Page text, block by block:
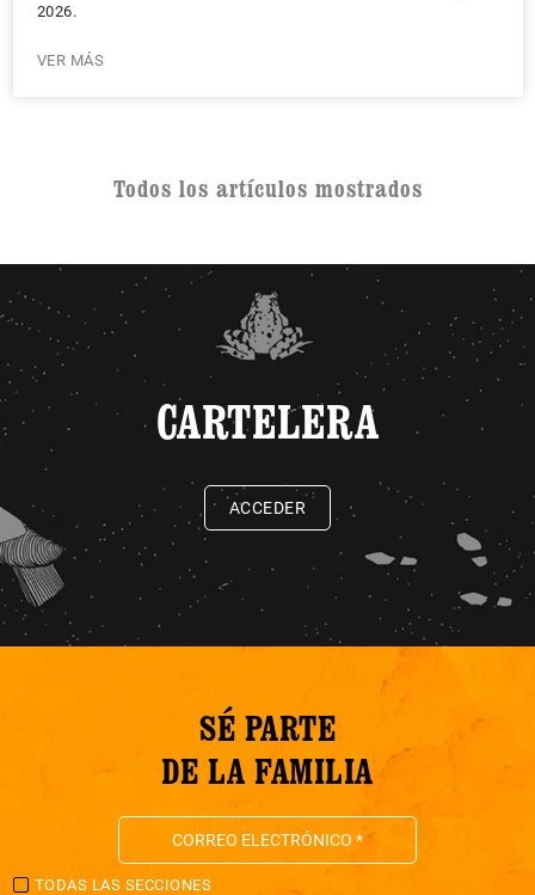
2026.
VER MÁS
Todos los artículos mostrados
CARTELERA
ACCEDER
SÉ PARTE
DE LA FAMILIA
TODAS LAS SECCIONES